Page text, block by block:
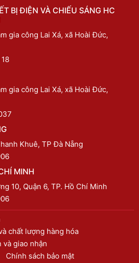
BỊ ĐIỆN VÀ CHIẾU SÁNG HC
gia công Lai Xá, xã Hoài Đức,
gia công Lai Xá, xã Hoài Đức,
Khuê, TP Đà Nẵng
MINH
10, Quận 6, TP. Hồ Chí Minh
chất lượng hàng hóa
và giao nhận
Chính sách bảo mật